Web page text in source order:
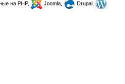
на PHP, Joomla,
Drupal,